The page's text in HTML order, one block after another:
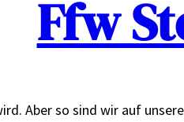
Ffw
Aber so sind wir auf